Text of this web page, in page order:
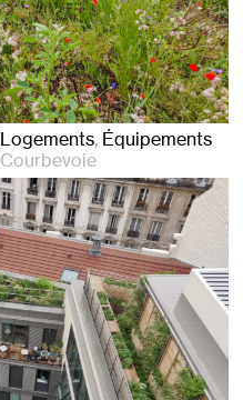
Logements Équipements
Courbevoie